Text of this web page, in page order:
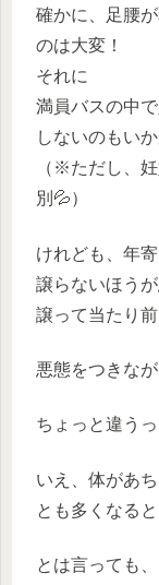
確かに、足腰
のは大変！
それに
満員バスの中
しないのもい
（※ただし、
別💦）
けれども、年
譲らないほう
譲って当たり
悪態をつきな
ちょっと違う
いえ、体があ
とも多くなる
とは言っても、